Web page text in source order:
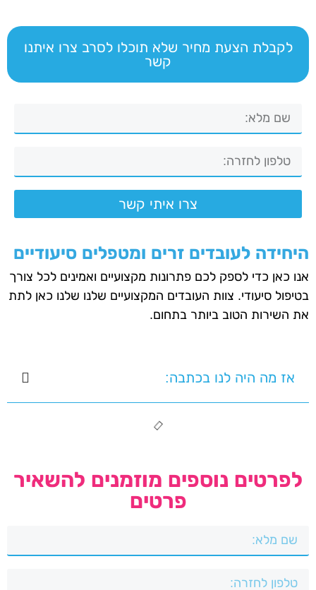
לקבלת הצעת מחיר שלא תוכלו לסרב צרו איתנו
קשר
צרו איתי קשר
היחידה לעובדים זרים ומטפלים סיעודיים
אנו כאן כדי לספק לכם פתרונות מקצועיים ואמינים לכל צורך
בטיפול סיעודי. צוות העובדים המקצועיים שלנו שלנו כאן לתת
את השירות הטוב ביותר בתחום.
אז מה היה לנו בכתבה:
לפרטים נוספים מוזמנים להשאיר
פרטים